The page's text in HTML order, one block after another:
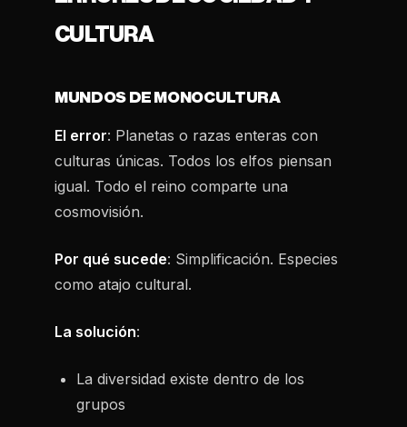
CULTURA
MUNDOS DE MONOCULTURA
El error: Planetas o razas enteras con
culturas únicas. Todos los elfos piensan
igual. Todo el reino comparte una
cosmovisión.
Por qué sucede: Simplificación. Especies
como atajo cultural.
La solución:
La diversidad existe dentro de los
grupos